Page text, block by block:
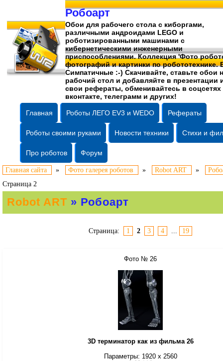
Робоарт
Обои для рабочего стола c киборгами,
различными андроидами LEGO и
роботизированными машинами c
кибернетическими инженерными
приспособлениями. Коллекция 'Фото
фотографийи картинки по робототехнике.
Симпатичные :-) Скачивайте, ставьте обои
рабочий стол и добавляйте в презентации
свои рефераты, обменивайтесь в соцсетях
вконтакте, телеграмм и других!
Главная Роботы ЛЕГО EV3 и WEDO Рефераты
Роботы своими руками Новости техники Стихи и
Про роботов Форум
Главная сайта » Фото галерея роботов » Robot ART »
Страница 2
Robot ART » Робоарт
Страница: 1 2 3 4 ... 19
Фото № 26
3D терминатор как из фильма 26
Параметры: 1920 x 2560